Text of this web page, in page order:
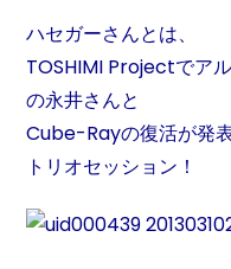
ハセガーさんとは、
TOSHIMI Projectでア
の永井さんと
Cube-Rayの復活が発
トリオセッション！